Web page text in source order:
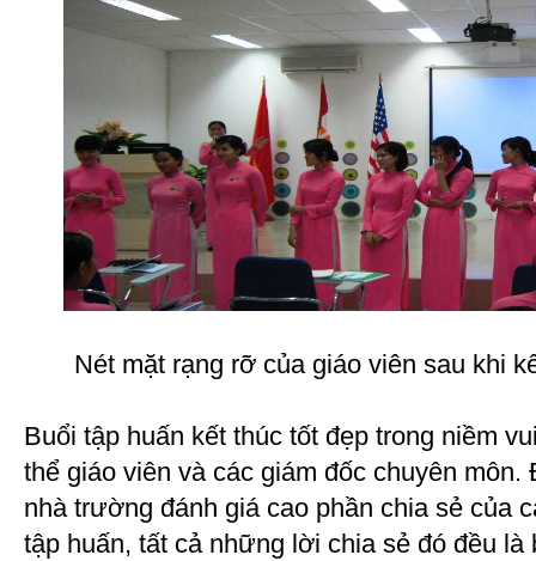
Nét mặt rạng rỡ của giáo viên sau khi
Buổi tập huấn kết thúc tốt đẹp trong niềm
thể giáo viên và các giám đốc chuyên
nhà trường đánh giá cao phần chia sẻ của
tập huấn, tất cả những lời chia sẻ đó đều là